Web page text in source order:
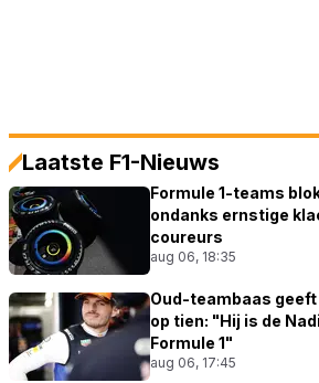
Laatste F1-Nieuws
Formule 1-teams
ondanks ernstige
coureurs
aug 06, 18:35
Oud-teambaas
op tien: "Hij is de
Formule 1"
aug 06, 17:45